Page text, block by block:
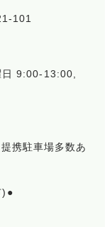
101
9:00-13:00,
携駐車場多数あ
)●